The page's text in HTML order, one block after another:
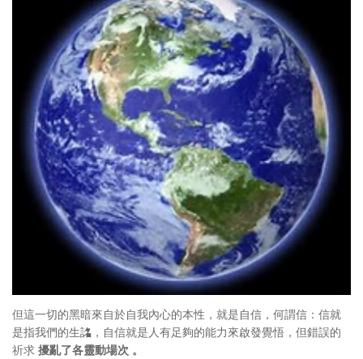
但這一切的黑暗來自於自我內心的本性，就是自信，何謂信：信就
是指我們的生詺，自信就是人有足夠的能力來啟發覺悟，但錯誤的
祈求 擾亂了各靈動場次 。